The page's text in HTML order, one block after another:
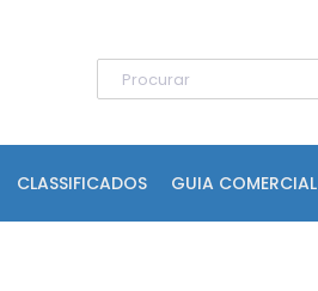
CLASSIFICADOS GUIA COMERCIAL